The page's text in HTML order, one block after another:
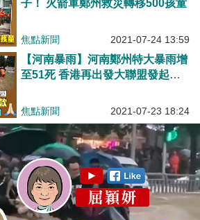
子！ 火箭軍鄭州救災轉移500孩童
焦點新聞 2021-07-24 13:59
【河南暴雨】河南鄭州特大暴雨增
至51死 香港再出發大聯盟發起賑
焦點新聞 2021-07-23 18:24